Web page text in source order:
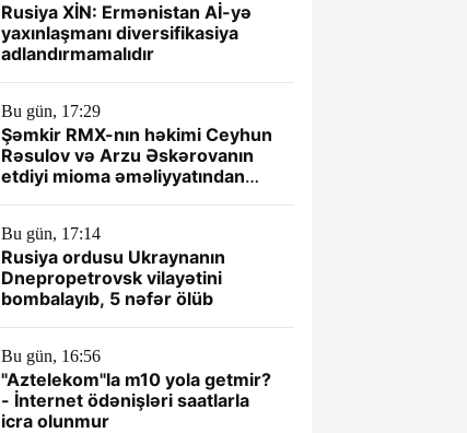
Rusiya XİN: Ermənistan Aİ-yə
yaxınlaşmanı diversifikasiya
adlandırmamalıdır
Bu gün, 17:29
Şəmkir RMX-nın həkimi Ceyhun
Rəsulov və Arzu Əskərovanın
etdiyi mioma əməliyyatından
Bu gün, 17:14
Rusiya ordusu Ukraynanın
Dnepropetrovsk vilayətini
bombalayıb, 5 nəfər ölüb
Bu gün, 16:56
"Aztelekom"la m10 yola getmir?
- İnternet ödənişləri saatlarla
icra olunmur